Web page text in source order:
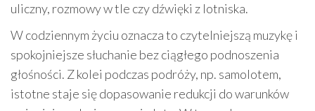
uliczny, rozmowy w tle czy dźwięki z lotniska.
W codziennym życiu oznacza to czytelniejszą muzykę i
spokojniejsze słuchanie bez ciągłego podnoszenia
głośności. Z kolei podczas podróży, np. samolotem,
istotne staje się dopasowanie redukcji do warunków